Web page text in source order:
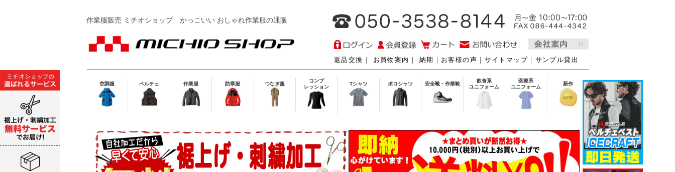
作業服販売 ミチオショップかっこいい おしゃれ作業服の通販
返品交換 ｜ お買物案内 ｜ 納期 ｜ お客様の声 ｜ サイトマップ ｜ サンプル貸出
空調服 ペルチェ 作業服 防寒服 つなぎ服
コンプ
レッション
Tシャツ ポロシャツ 安全靴・作業靴
飲食系
ユニフォーム
医療系
ユニフォーム
新作